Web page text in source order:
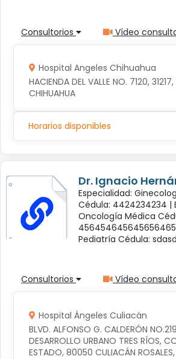
Consultorios Vídeo
Hospital Angeles Chihuahua
HACIENDA DEL VALLE NO. 7120,
CHIHUAHUA
Horarios disponibles
Dr. Ignacio
Especialidad:
Cédula: 4424234234 |
Oncología Médica
Pediatría Cédula:
Consultorios Vídeo
Hospital Ángeles Culiacán
BLVD. ALFONSO G. CALDERÓN
DESARROLLO URBANO TRES RÍOS,
ESTADO, 80050 CULIACÁN